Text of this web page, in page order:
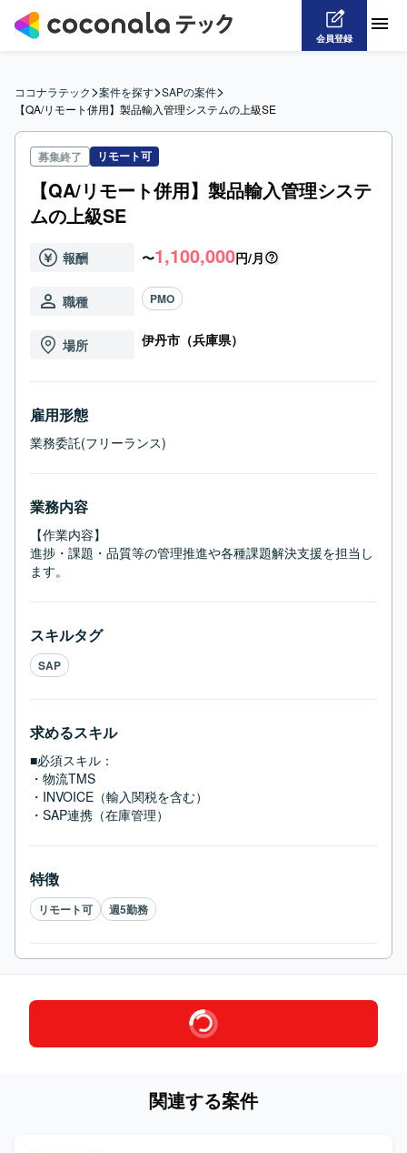
会員登録
ココナラテック>案件を探す>SAPの案件>
【QA/リモート併用】製品輸入管理システムの上級SE
募集終了 リモート可
【QA/リモート併用】製品輸入管理システ
ムの上級SE
報酬 〜1,100,000円/月
職種 PMO
場所 伊丹市（兵庫県）
雇用形態
業務委託(フリーランス)
業務内容
【作業内容】
進捗・課題・品質等の管理推進や各種課題解決支援を担当し
ます。
スキルタグ
SAP
求めるスキル
■必須スキル：
・物流TMS
・INVOICE（輸入関税を含む）
・SAP連携（在庫管理）
特徴
リモート可 週5勤務
関連する案件